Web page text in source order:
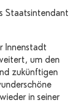
Staatsintendant
Innenstadt
um den
zukünftigen
in seiner